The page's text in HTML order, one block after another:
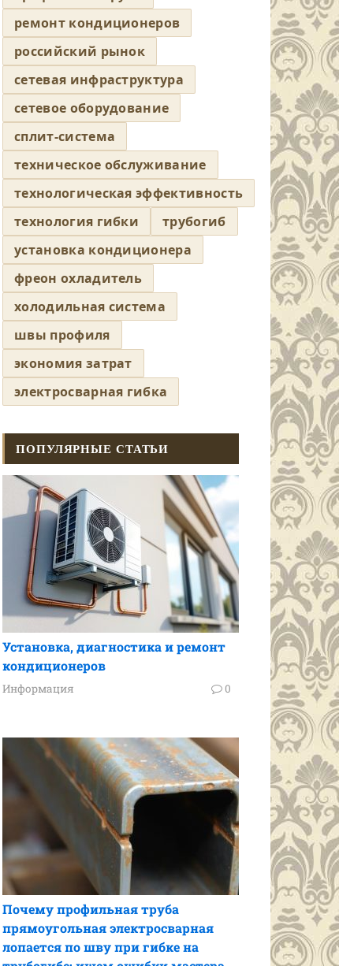
ремонт кондиционеров
российский рынок
сетевая инфраструктура
сетевое оборудование
сплит-система
техническое обслуживание
технологическая эффективность
технология гибки
трубогиб
установка кондиционера
фреон охладитель
холодильная система
швы профиля
экономия затрат
электросварная гибка
ПОПУЛЯРНЫЕ СТАТЬИ
Установка, диагностика и ремонт
кондиционеров
Информация 0
Почему профильная труба
прямоугольная электросварная
лопается по шву при гибке на